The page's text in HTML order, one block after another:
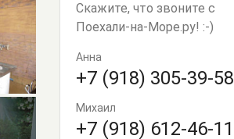
Скажите, что звоните с
Поехали-на-Море.ру! :-)
Анна
+7 (918) 305-39-58
Михаил
+7 (918) 612-46-11